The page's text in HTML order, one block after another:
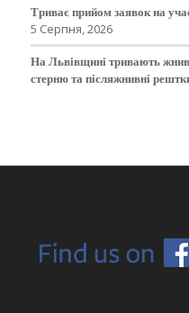
Триває прийом заявок на
5 Серпня, 2026
На Львівщині тривають
стерню та післяжнивні